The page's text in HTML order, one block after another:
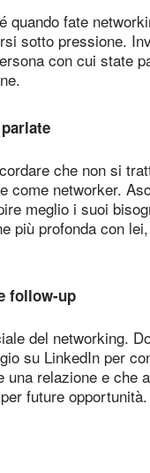
fate
sotto pressione.
con cui state
che non si
come networker.
meglio i suoi
più profonda con
follow-up
del networking.
su LinkedIn per
relazione e che
future opportunità.